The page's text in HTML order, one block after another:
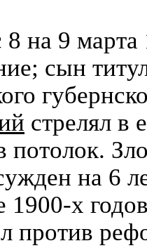
8 на 9
сын
стрелял в
потолок.
на 6
1900-х
против